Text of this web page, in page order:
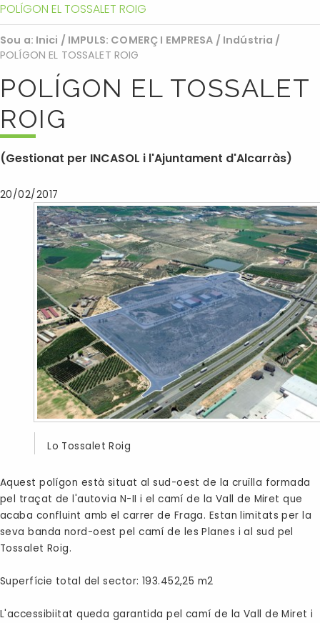
POLÍGON EL TOSSALET ROIG
Sou a: Inici / IMPULS: COMERÇ I EMPRESA / Indústria /
POLÍGON EL TOSSALET ROIG
POLÍGON EL TOSSALET
ROIG
(Gestionat per INCASOL i l'Ajuntament d'Alcarràs)
20/02/2017
Lo Tossalet Roig
Aquest polígon està situat al sud-oest de la cruïlla formada
pel traçat de l'autovia N-II i el camí de la Vall de Miret que
acaba confluint amb el carrer de Fraga. Estan limitats per la
seva banda nord-oest pel camí de les Planes i al sud pel
Tossalet Roig.
Superfície total del sector: 193.452,25 m2
L'accessibiitat queda garantida pel camí de la Vall de Miret i